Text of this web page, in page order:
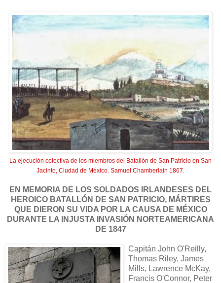
La ejecución colectiva de los miembros del Batallón de San Patricio en San
Jacinto, Ciudad de México. Samuel Chamberlain 1867.
EN MEMORIA DE LOS SOLDADOS IRLANDESES DEL
HEROICO BATALLÓN DE SAN PATRICIO, MÁRTIRES
QUE DIERON SU VIDA POR LA CAUSA DE MÉXICO
DURANTE LA INJUSTA INVASIÓN NORTEAMERICANA
DE 1847
Capitán John O'Reilly,
Thomas Riley, James
Mills, Lawrence McKay,
Francis O'Connor, Peter